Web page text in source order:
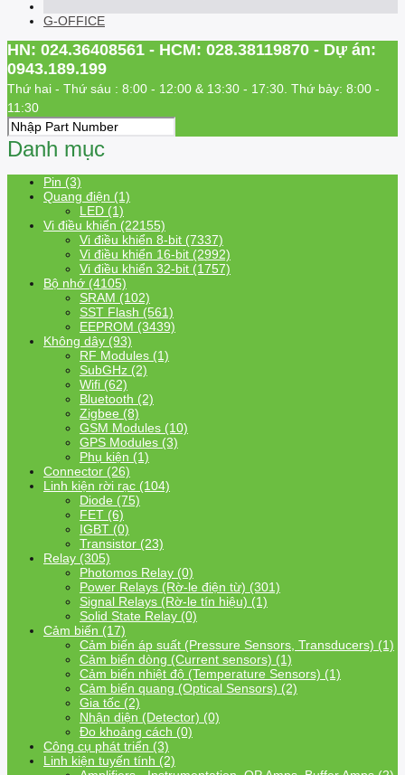
G-OFFICE
HN: 024.36408561 - HCM: 028.38119870 - Dự án:
0943.189.199
Thứ hai - Thứ sáu : 8:00 - 12:00 & 13:30 - 17:30. Thứ bảy: 8:00 -
11:30
Danh mục
Pin (3)
Quang điện (1)
LED (1)
Vi điều khiển (22155)
Vi điều khiển 8-bit (7337)
Vi điều khiển 16-bit (2992)
Vi điều khiển 32-bit (1757)
Bộ nhớ (4105)
SRAM (102)
SST Flash (561)
EEPROM (3439)
Không dây (93)
RF Modules (1)
SubGHz (2)
Wifi (62)
Bluetooth (2)
Zigbee (8)
GSM Modules (10)
GPS Modules (3)
Phụ kiện (1)
Connector (26)
Linh kiện rời rạc (104)
Diode (75)
FET (6)
IGBT (0)
Transistor (23)
Relay (305)
Photomos Relay (0)
Power Relays (Rờ-le điện từ) (301)
Signal Relays (Rờ-le tín hiệu) (1)
Solid State Relay (0)
Cảm biến (17)
Cảm biến áp suất (Pressure Sensors, Transducers) (1)
Cảm biến dòng (Current sensors) (1)
Cảm biến nhiệt độ (Temperature Sensors) (1)
Cảm biến quang (Optical Sensors) (2)
Gia tốc (2)
Nhận diện (Detector) (0)
Đo khoảng cách (0)
Công cụ phát triển (3)
Linh kiện tuyến tính (2)